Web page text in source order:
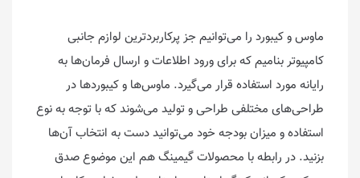
ماوس و کیبورد را می‌توانیم جز پرکاربردترین لوازم جانبی
کامپیوتر بنامیم که برای ورود اطلاعات و ارسال فرمان‌ها به
رایانه مورد استفاده قرار می‌گیرد. ماوس‌ها و کیبوردها در
طراحی‌های مختلفی طراحی و تولید می‌شوند که با توجه به نوع
استفاده و میزان بودجه خود می‌توانید دست به انتخاب آن‌ها
بزنید. در رابطه با محصولات گیمینگ هم این موضوع صدق